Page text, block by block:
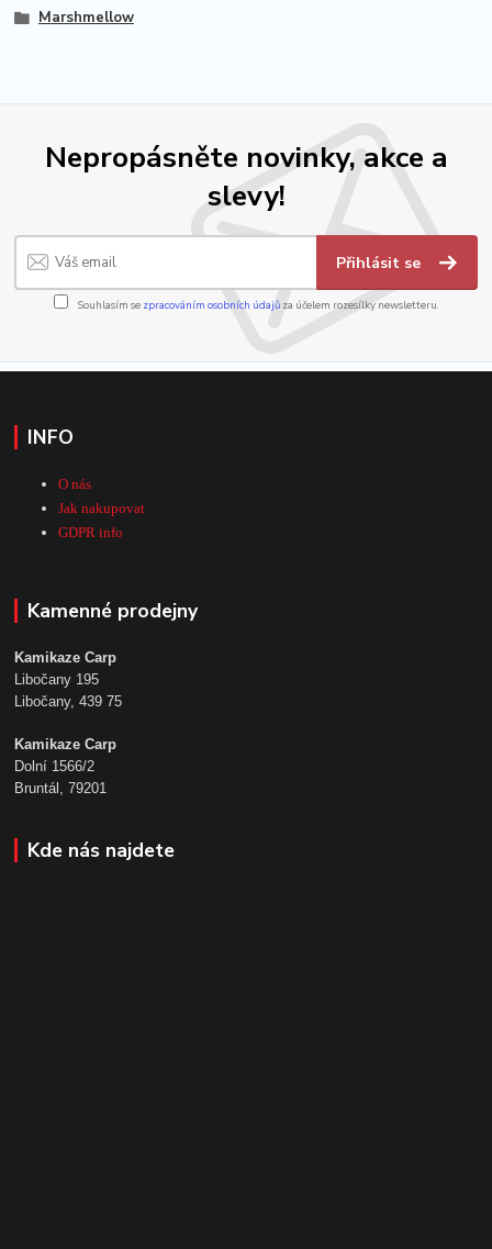
Marshmellow
Nepropásněte novinky, akce a
slevy!
Přihlásit se
Souhlasím se zpracováním osobních údajůza účelem rozesílky newsletteru.
INFO
O nás
Jak nakupovat
GDPR info
Kamenné prodejny
Kamikaze Carp
Libočany 195
Libočany, 439 75
Kamikaze Carp
Dolní 1566/2
Bruntál, 79201
Kde nás najdete